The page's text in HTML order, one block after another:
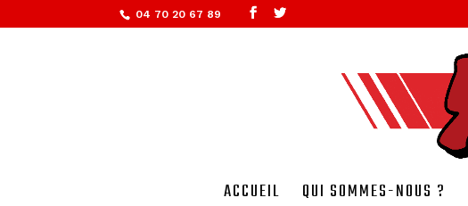
04 70 20 67 89
ACCUEIL QUI SOMMES-NOUS ?